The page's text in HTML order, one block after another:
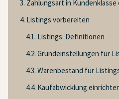
3. Zahlungsart in Kundenklasse
4. Listings vorbereiten
4.1. Listings: Definitionen
4.2. Grundeinstellungen für
4.3. Warenbestand für
4.4. Kaufabwicklung